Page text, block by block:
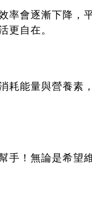
會逐漸下降，
更自在。
耗能量與營養素
手！無論是希望